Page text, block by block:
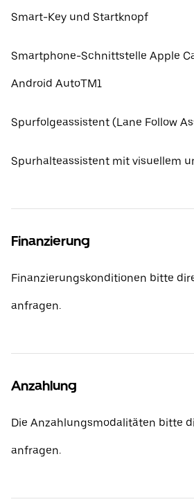
Smart-Key und Startknopf
Smartphone-Schnittstelle Apple
Android AutoTM1
Spurfolgeassistent (Lane Follow
Spurhalteassistent mit visuellem
Finanzierung
Finanzierungskonditionen bitte
anfragen.
Anzahlung
Die Anzahlungsmodalitäten bitte
anfragen.